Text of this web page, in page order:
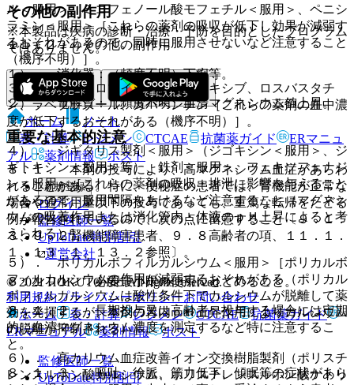
ル＜服用＞、ミコフェノール酸モフェチル＜服用＞、ペニシ
ラミン＜服用＞［これらの薬剤の吸収が低下し効果が減弱す
るおそれがあるので、同時に服用させないなど注意すること
（機序不明）］。
３）． アジスロマイシン、セレコキシブ、ロスバスタチ
ン、ラベプラゾール、ガバペンチン［これらの薬剤の血中濃
度が低下するおそれがある（機序不明）］。
４）． ジギタリス製剤＜服用＞（ジゴキシン＜服用＞、ジ
ギトキシン＜服用＞等）、鉄剤＜服用＞、フェキソフェナジ
ン＜服用＞［これらの薬剤の吸収・排泄に影響を与えること
があるので、服用間隔をあけるなど注意すること（マグネシ
ウムの吸着作用または消化管内・体液のｐＨ上昇によると考
えられる）］。
５）． ポリカルボフィルカルシウム＜服用＞［ポリカルボ
フィルカルシウムの作用が減弱するおそれがある（ポリカル
ボフィルカルシウムは酸性条件下でカルシウムが脱離して薬
効を発揮するが、本剤の胃内ｐＨ上昇作用によりカルシウム
の脱離が抑制される）］。
６）． 高カリウム血症改善イオン交換樹脂製剤（ポリスチ
レンスルホン酸カルシウム、ポリスチレンスルホン酸ナトリ
その他の副作用
１１．２． その他の副作用
１）． 消化器：（頻度不明）下痢等。
２）． 電解質：（頻度不明）血清マグネシウム値上昇。
重要な基本的注意
８．１． 本剤の投与により、高マグネシウム血症があらわ
れることがある。特に、便秘症の患者では、腎機能が正常な
場合や通常用量以下の投与であっても、重篤な転帰をたどる
例が報告されているので、次の点に留意すること〔９．１．
３、９．２腎機能障害患者、９．８高齢者の項、１１．１．
１、１３．１、１３．２参照〕。
８．１．１． 必要最小限の使用にとどめること。
８．１．２． 長期投与又は高齢者へ投与する場合には定期
的に血清マグネシウム濃度を測定するなど特に注意するこ
と。
８．１．３． 嘔吐、徐脈、筋力低下、傾眠等の症状があら
※本製品は疾病の診断・治療・予防を目的としたプログラム
ではありません。
ホーム
ノート
表・計算
レジメン CTCAE 抗菌薬ガイド
ERマニュ
アル
薬剤情報 ポスト
新規登録
ログイン
監修医師一覧
UpToDate特別割引
運営会社
© 2021 HOKUTO Inc. All rights reserved.
利用規約プライバシーポリシーお問い合わせ
ホーム
表・計算 レジメン CTCAE
抗菌薬ガイド
ERマニュアル
薬剤情報 ポスト
監修医師一覧
UpToDate特別割引